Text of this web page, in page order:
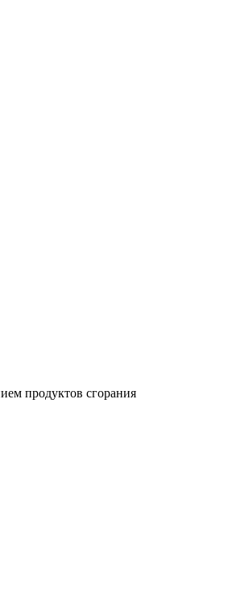
продуктов сгорания